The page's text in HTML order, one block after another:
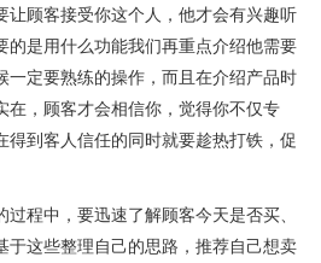
顾客接受你这个人，他才会有兴趣听
的是用什么功能我们再重点介绍他需要
一定要熟练的操作，而且在介绍产品时
在，顾客才会相信你，觉得你不仅专
得到客人信任的同时就要趁热打铁，促
程中，要迅速了解顾客今天是否买、
于这些整理自己的思路，推荐自己想卖